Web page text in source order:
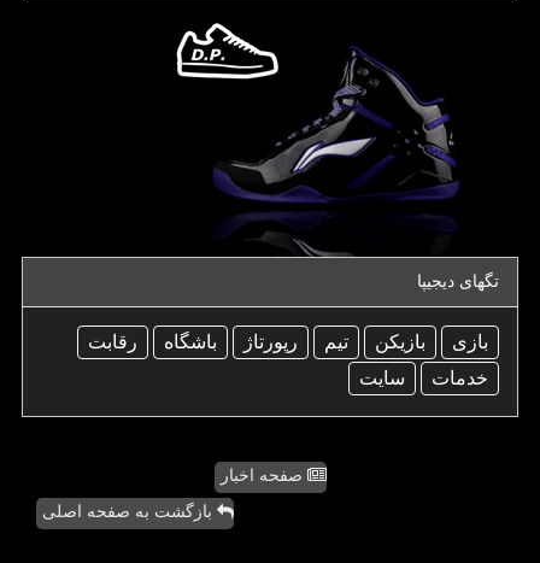
تگهای دیجیپا
بازی بازیكن تیم رپورتاژ باشگاه
رقابت
خدمات
سایت
صفحه اخبار
بازگشت به صفحه اصلی